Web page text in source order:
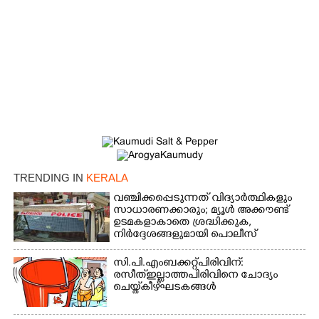
TRENDING IN KERALA
വഞ്ചിക്കപ്പെടുന്നത് വിദ്യാർത്ഥികളും
സാധാരണക്കാരും; മ്യൂൾ അക്കൗണ്ട്
ഉടമകളാകാതെ ശ്രദ്ധിക്കുക,
നിർദ്ദേശങ്ങളുമായി പൊലീസ്
സി.പി.എം ബക്കറ്റ് പിരിവിന്:
രസീത് ഇല്ലാത്ത പിരിവിനെ ചോദ്യം
ചെയ്ത് കീഴ്ഘടകങ്ങൾ